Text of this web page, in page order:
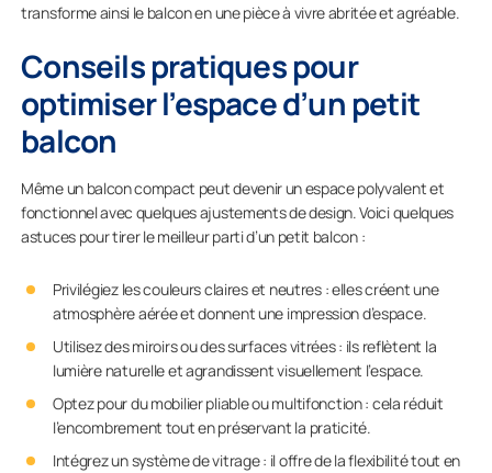
transforme ainsi le balcon en une pièce à vivre abritée et agréable.
Conseils pratiques pour
optimiser l’espace d’un petit
balcon
Même un balcon compact peut devenir un espace polyvalent et
fonctionnel avec quelques ajustements de design. Voici quelques
astuces pour tirer le meilleur parti d’un petit balcon :
Privilégiez les couleurs claires et neutres : elles créent une
atmosphère aérée et donnent une impression d’espace.
Utilisez des miroirs ou des surfaces vitrées : ils reflètent la
lumière naturelle et agrandissent visuellement l’espace.
Optez pour du mobilier pliable ou multifonction : cela réduit
l’encombrement tout en préservant la praticité.
Intégrez un système de vitrage : il offre de la flexibilité tout en